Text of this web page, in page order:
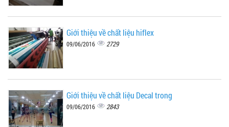
Giới thiệu về chất liệu hiflex
09/06/2016 2729
Giới thiệu về chất liệu Decal trong
09/06/2016 2843